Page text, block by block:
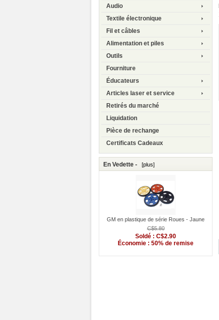
Audio
Textile électronique
Fil et câbles
Alimentation et piles
Outils
Fourniture
Éducateurs
Articles laser et service
Retirés du marché
Liquidation
Pièce de rechange
Certificats Cadeaux
En Vedette - [plus]
GM en plastique de série Roues - Jaune
C$5.80
Soldé : C$2.90
Économie : 50% de remise